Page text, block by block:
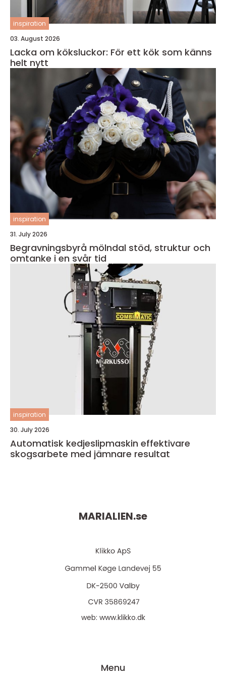
inspiration
03. August 2026
Lacka om köksluckor: För ett kök som känns
helt nytt
inspiration
31. July 2026
Begravningsbyrå mölndal stöd, struktur och
omtanke i en svår tid
inspiration
30. July 2026
Automatisk kedjeslipmaskin effektivare
skogsarbete med jämnare resultat
MARIALIEN.se
web: www.klikko.dk
Menu